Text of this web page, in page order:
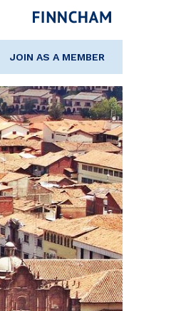
JOIN AS A MEMBER